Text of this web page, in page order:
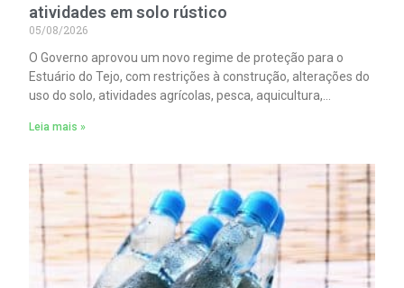
atividades em solo rústico
05/08/2026
O Governo aprovou um novo regime de proteção para o
Estuário do Tejo, com restrições à construção, alterações do
uso do solo, atividades agrícolas, pesca, aquicultura,
pela Rede Natura 2000.
Leia mais »